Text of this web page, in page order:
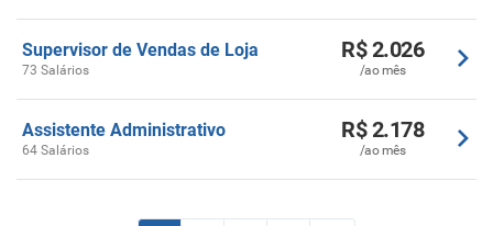
Supervisor de Vendas de Loja
73 Salários
R$ 2.026
/ao mês
Assistente Administrativo
64 Salários
R$ 2.178
/ao mês